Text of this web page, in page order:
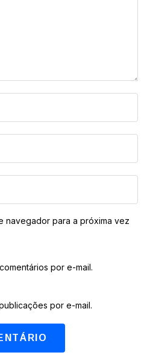
navegador para a próxima vez
por e-mail.
por e-mail.